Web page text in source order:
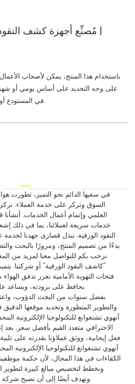
مُصنِّع أجهزة كشف
باستخدام هذا المنتج، يمكن لأصحاب
على وجه التحديد على أساس يومي أو
في المستودع أو مقدار الأموال التي حققوها.
في سعيها الدائم نحو التميز، تطورت
السوق وتركز على خدمة العملاء.
العلمي وإتمام أعمال الخدمات. أنشأنا
خدمات سريعة لعملائنا، بما في ذلك
النقود الورقية. نبذل قصارى جهدنا لخدمة
بدءًا من تصميم المنتج، ومرورًا بالبحث
نرحب بكم للتواصل معنا لمزيد من
"كاشف النقود الورقية" أو شركتنا.
فتحات التهوية الأمامية تعزز تدفق
يحافظ على برودته، ويساعد على استمرار عمله بسلاسة.
بفضل سنوات من البحث الدؤوب،
والتطوير المتطورة وتحديد موقعها
آنهوي تشنغوانغ للتكنولوجيا الإلكترونية
الاحترافي متعدد القيم بأفضل سعر. بعد
فعل إيجابية، ووثق عملاؤنا بقدرته على
آنهوي تشنغوانغ للتكنولوجيا الإلكترونية
الكفاءات في هذا المجال، لأن حكمة
ونخطط لتخصيص مبالغ كبيرة لتطوير
ونهدف أيضًا إلى أن نصبح شركة مؤثرة في السوق العالمية.